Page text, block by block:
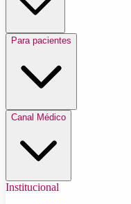
Para pacientes
Canal Médico
Institucional